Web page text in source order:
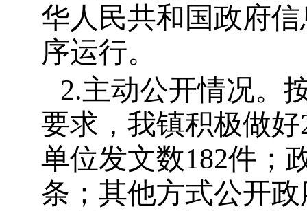
华人民共和国政府
序运行。
2.主动公开情况。
要求，我镇积极做好
单位发文数182件；
条；其他方式公开